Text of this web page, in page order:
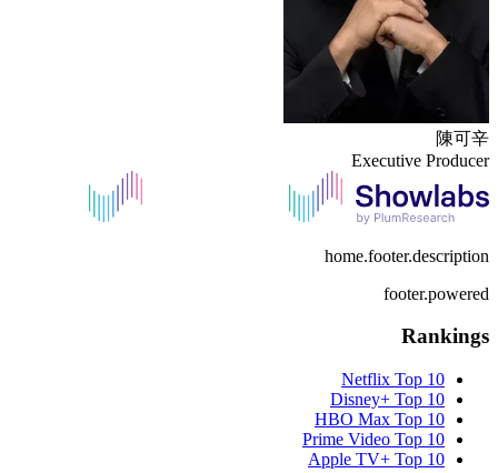
陳可辛
Executive Producer
home.footer.description
footer.powered
Rankings
Netflix Top 10
Disney+ Top 10
HBO Max Top 10
Prime Video Top 10
Apple TV+ Top 10